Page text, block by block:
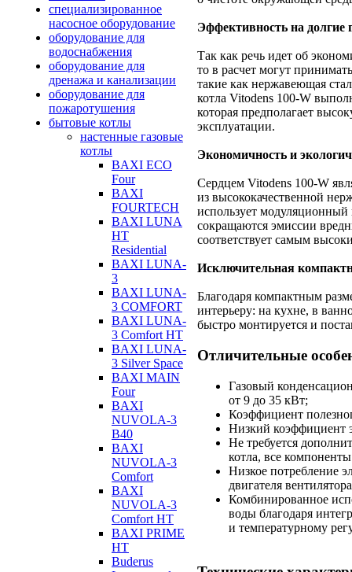
специализированное
насосное оборудование
оборудование для
водоснабжения
оборудование для
дренажа и канализации
оборудование для
пожаротушения
бытовые котлы
настенные газовые
котлы
BAXI ECO
Four
BAXI
FOURTECH
BAXI LUNA
HT
Residential
BAXI LUNA-
3
BAXI LUNA-
3 COMFORT
BAXI LUNA-
3 Comfort HT
BAXI LUNA-
3 Silver Space
BAXI MAIN
Four
BAXI
NUVOLA-3
B40
BAXI
NUVOLA-3
Comfort
BAXI
NUVOLA-3
Comfort HT
BAXI PRIME
HT
Buderus
Эффективность на долгие
Так как речь идет об
то в расчет могут
такие как нержавеющая
котла Vitodens 100-W
которая предполагает
эксплуатации.
Экономичность и
Сердцем Vitodens 100-W
из высококачественной
использует
сокращаются эмиссии
соответствует самым
Исключительная
Благодаря компактным
интерьеру: на кухне, в
быстро монтируется и
Отличительные
Газовый
от 9 до 35 кВт;
Коэффициент
Низкий коэффициент
Не требуется
котла, все
Низкое потребление
двигателя
Комбинированное
воды благодаря
и температурному